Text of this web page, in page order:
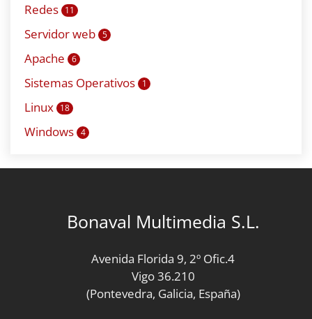
Redes 11
Servidor web 5
Apache 6
Sistemas Operativos 1
Linux 18
Windows 4
Bonaval Multimedia S.L.
Avenida Florida 9, 2º Ofic.4
Vigo 36.210
(Pontevedra, Galicia, España)